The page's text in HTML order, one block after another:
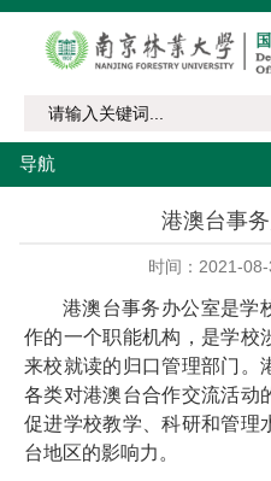
导航
港澳台事
时间：2021-
港澳台事务办公室是学
作的一个职能机构，是学校
来校就读的归口管理部门。
各类对港澳台合作交流活动
促进学校教学、科研和管理
台地区的影响力。